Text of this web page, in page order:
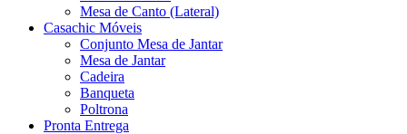
Mesa de Canto (Lateral)
Casachic Móveis
Conjunto Mesa de Jantar
Mesa de Jantar
Cadeira
Banqueta
Poltrona
Pronta Entrega